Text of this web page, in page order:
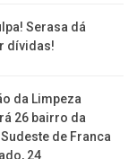
Serasa dá
dívidas!
da Limpeza
26 bairro da
de Franca
24